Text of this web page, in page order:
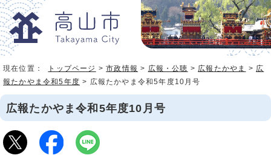
現在位置： トップページ >市政情報 > 広報・公聴 > 広報たかやま > 広
報たかやま令和5年度 > 広報たかやま令和5年度10月号
広報たかやま令和5年度10月号